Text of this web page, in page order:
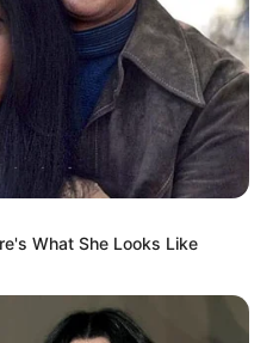
ΣΤΗΝ ΕΥΒΟΙΑ
What She Looks Like